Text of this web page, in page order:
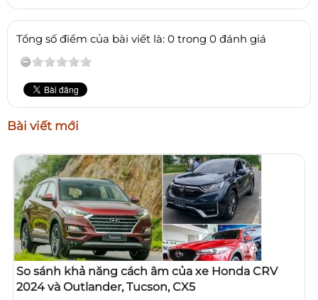
Tổng số điểm của bài viết là: 0 trong 0 đánh giá
Bài viết mới
So sánh khả năng cách âm của xe Honda CRV
2024 và Outlander, Tucson, CX5